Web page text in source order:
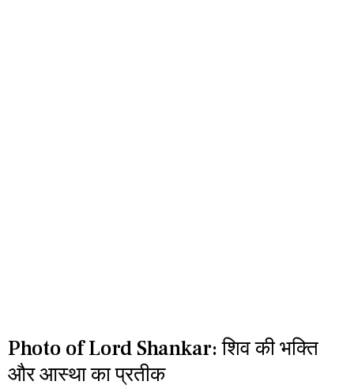
Photo of Lord Shankar: शिव की भक्ति
और आस्था का प्रतीक